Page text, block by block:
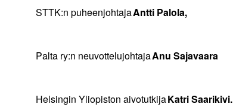
STTK:n puheenjohtajaAntti Palola,
Palta ry:n neuvottelujohtajaAnu Sajavaara
Helsingin Yliopiston aivotutkijaKatri Saarikivi.